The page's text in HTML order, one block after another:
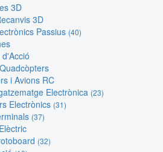
3D
3D
Passius (40)
i Avions RC
Electrònica (23)
Electrònics (31)
(37)
(32)